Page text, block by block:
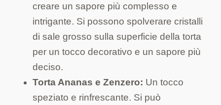
creare un sapore più complesso e
intrigante. Si possono spolverare cristalli
di sale grosso sulla superficie della torta
per un tocco decorativo e un sapore più
deciso.
Torta Ananas e Zenzero: Un tocco
speziato e rinfrescante. Si può